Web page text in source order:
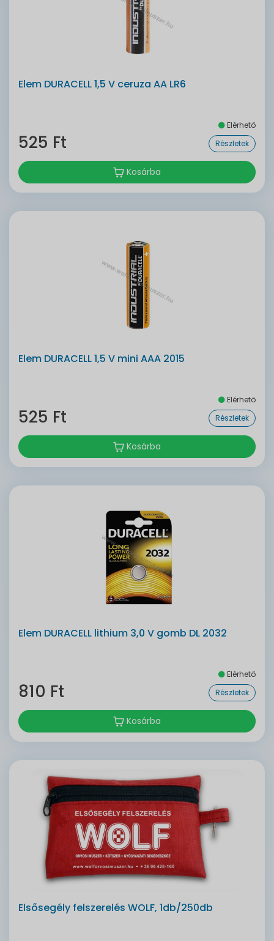
Elem DURACELL 1,5 V ceruza AA LR6
Elérhető
525 Ft Részletek
Kosárba
Elem DURACELL 1,5 V mini AAA 2015
Elérhető
525 Ft Részletek
Kosárba
Elem DURACELL lithium 3,0 V gomb DL 2032
Elérhető
810 Ft Részletek
Kosárba
Elsősegély felszerelés WOLF, 1db/250db